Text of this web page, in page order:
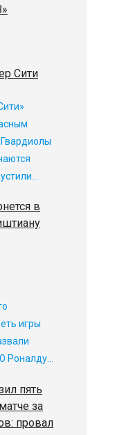
Сити
в
игры
Роналду…
пять
за
провал